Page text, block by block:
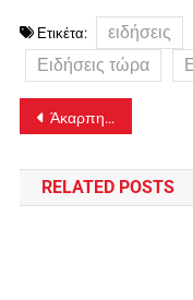
Ετικέτα: ειδήσεις
Ειδήσεις τώρα
Πλοήγηση
άρθρων
Άκαρπη η έως τώρα έρευνα για την 23χρονη αγνοούμενη φοιτήτρια
RELATED POSTS